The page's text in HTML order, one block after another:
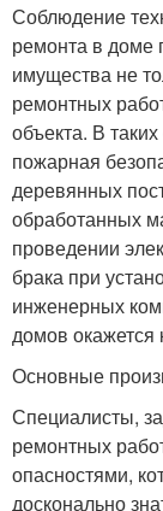
Соблюдение
ремонта в доме
имущества не
ремонтных
объекта. В
пожарная
деревянных
обработанных
проведении
брака при
инженерных
домов
Основные
Специалисты,
ремонтных
опасностями,
досконально